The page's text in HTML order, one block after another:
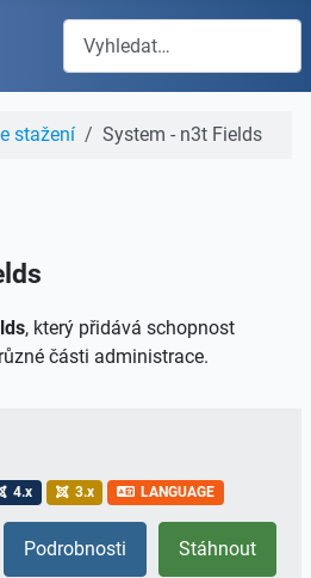
Hledat
stažení System - n3t Fields
, který přidává schopnost
části administrace.
4.x 3.x LANGUAGE
Stáhnout
Podrobnosti